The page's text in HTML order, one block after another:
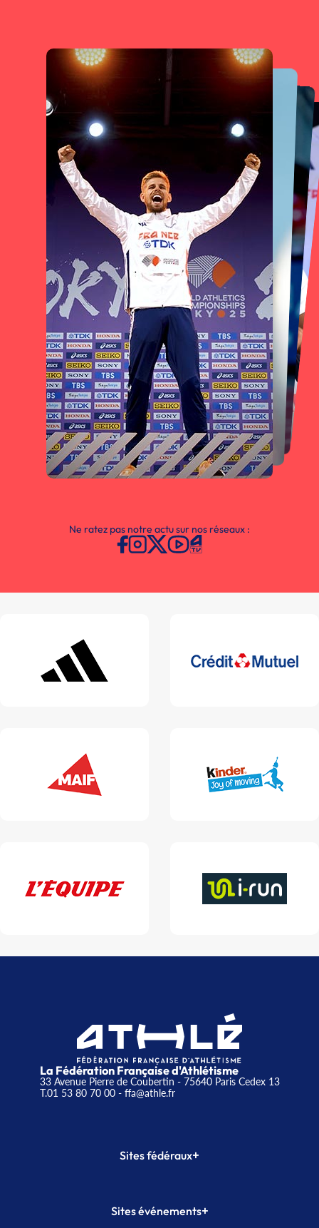
Ne ratez pas notre actu sur nos réseaux :
La Fédération Française d'Athlétisme
33 Avenue Pierre de Coubertin - 75640 Paris Cedex 13
T.01 53 80 70 00- ffa@athle.fr
Sites fédéraux+
Plateforme Formation
Sites événements+